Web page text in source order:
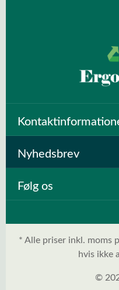
Nyhedsbrev
Følg os
©
* Alle priser inkl. moms
hvis ikke